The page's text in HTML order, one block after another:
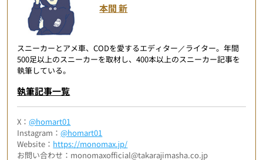
本間 新
スニーカーとアメ車、CODを愛するエディター／ライター。年間
500足以上のスニーカーを取材し、400本以上のスニーカー記事を
執筆している。
執筆記事一覧
X：@homart01
Instagram：@homart01
Website： https://monomax.jp/
お問い合わせ：monomaxofficial@takarajimasha.co.jp